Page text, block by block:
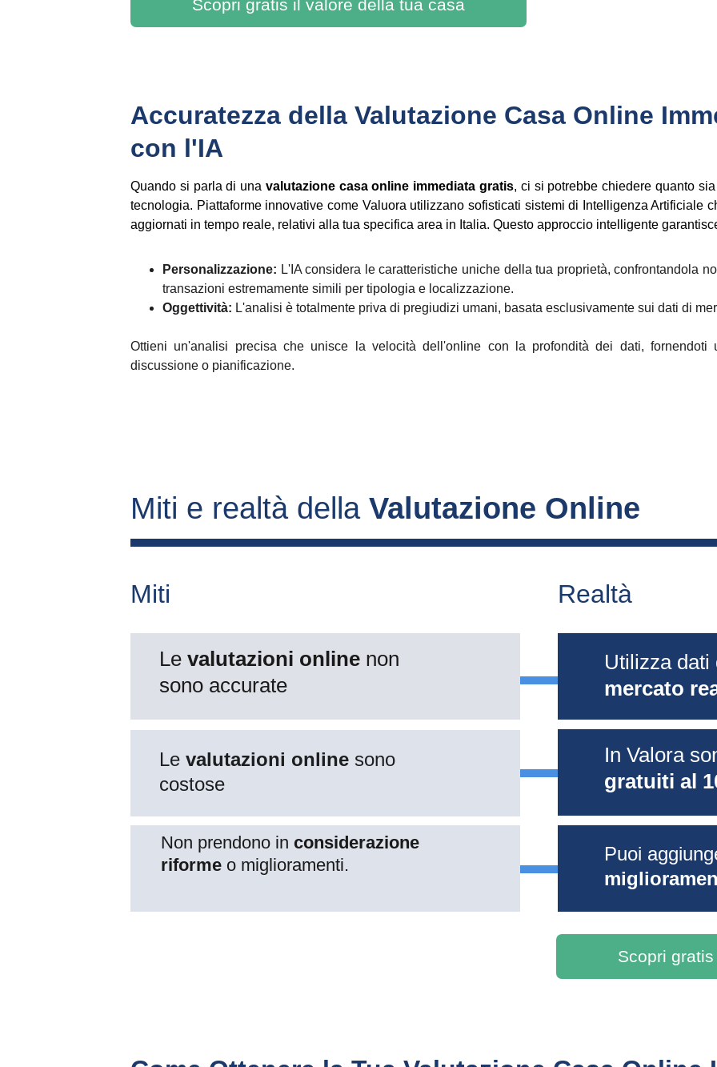
Scopri gratis il valore della tua casa
Accuratezza della Valutazione Casa Online
con l'IA
Quando si parla di una valutazione casa online immediata gratis, ci si potrebbe chiedere quanto
tecnologia. Piattaforme innovative come Valuora utilizzano sofisticati sistemi di Intelligenza Artificiale
aggiornati in tempo reale, relativi alla tua specifica area in Italia. Questo approccio intelligente
Personalizzazione: L'IA considera le caratteristiche uniche della tua proprietà, confrontandola
transazioni estremamente simili per tipologia e localizzazione.
Oggettività: L'analisi è totalmente priva di pregiudizi umani, basata esclusivamente sui dati di
Ottieni un'analisi precisa che unisce la velocità dell'online con la profondità dei dati, fornendoti
discussione o pianificazione.
Scopri
Miti e realtà della Valutazione Online
Miti Realtà
Le valutazioni online non
sono accurate
Le valutazioni online sono
costose
Non prendono in considerazione
riforme o miglioramenti.
Utilizza dati
mercato
In Valora
gratuiti al
Puoi